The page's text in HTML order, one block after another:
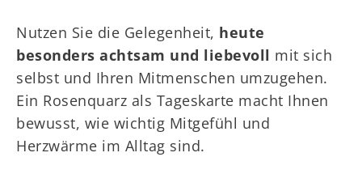
Nutzen Sie die Gelegenheit, heute
besonders achtsam und liebevoll mit sich
selbst und Ihren Mitmenschen umzugehen.
Ein Rosenquarz als Tageskarte macht Ihnen
bewusst, wie wichtig Mitgefühl und
Herzwärme im Alltag sind.